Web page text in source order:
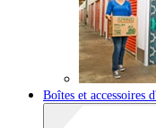
Boîtes et accessoires